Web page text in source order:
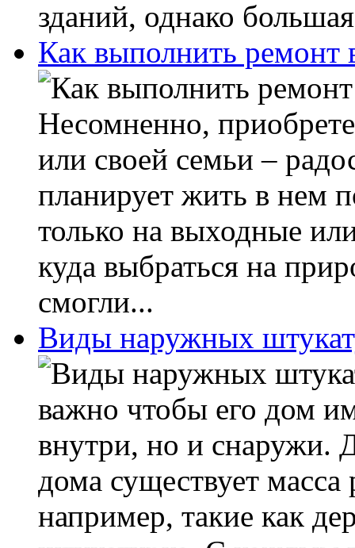
зданий, однако
Как выполнить ремонт
Несомненно,
или своей семьи –
планирует жить в нем
только на выходные
куда выбраться на
смогли...
Виды наружных
важно чтобы его дом
внутри, но и снаружи.
дома существует
например, такие как